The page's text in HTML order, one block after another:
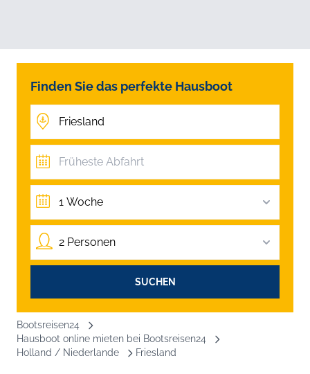
Finden Sie das perfekte Hausboot
1 Woche
2 Personen
SUCHEN
Bootsreisen24
Hausboot online mieten bei Bootsreisen24
Holland / Niederlande
Friesland